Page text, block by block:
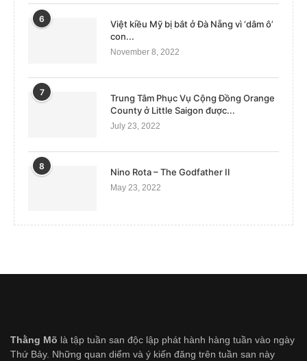
6
Việt kiều Mỹ bị bắt ở Đà Nẵng vì ‘dâm ô’
con...
November 8, 2022
7
Trung Tâm Phục Vụ Cộng Đồng Orange
County ở Little Saigon được...
July 23, 2022
8
Nino Rota – The Godfather II
May 23, 2022
Thằng Mõ là tập tuần san độc lập phát hành hàng tuần vào ngày
Thứ Bảy. Những quan diểm và ý kiến đăng trên tuần san này